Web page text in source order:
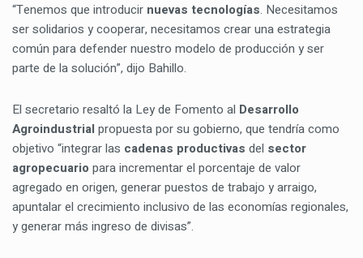
“Tenemos que introducir nuevas tecnologías. Necesitamos
ser solidarios y cooperar, necesitamos crear una estrategia
común para defender nuestro modelo de producción y ser
parte de la solución”, dijo Bahillo.
El secretario resaltó la Ley de Fomento al Desarrollo
Agroindustrial propuesta por su gobierno, que tendría como
objetivo “integrar las cadenas productivas del sector
agropecuario para incrementar el porcentaje de valor
agregado en origen, generar puestos de trabajo y arraigo,
apuntalar el crecimiento inclusivo de las economías regionales,
y generar más ingreso de divisas”.